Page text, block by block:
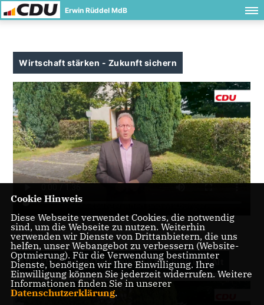
Erwin Rüddel MdB
Wirtschaft stärken - Zukunft sichern
Attraktive Lebensbedingungen für Jung und Alt
Cookie Hinweis
Diese Webseite verwendet Cookies, die notwendig
sind, um die Webseite zu nutzen. Weiterhin
verwenden wir Dienste von Drittanbietern, die uns
helfen, unser Webangebot zu verbessern (Website-
Optmierung). Für die Verwendung bestimmter
Dienste, benötigen wir Ihre Einwilligung. Ihre
Einwilligung können Sie jederzeit widerrufen. Weitere
Informationen finden Sie in unserer
Datenschutzerklärung.